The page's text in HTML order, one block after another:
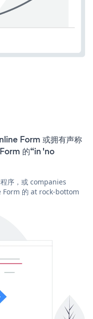
Form 或拥有声称
的“in 'no
序，或 companies
的 at rock-bottom